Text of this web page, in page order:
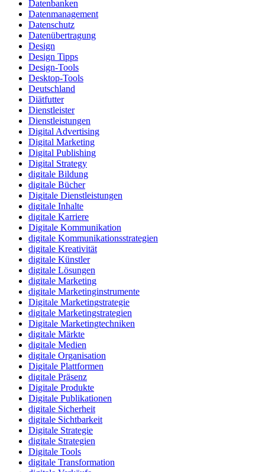
Datenbanken
Datenmanagement
Datenschutz
Datenübertragung
Design
Design Tipps
Design-Tools
Desktop-Tools
Deutschland
Diätfutter
Dienstleister
Dienstleistungen
Digital Advertising
Digital Marketing
Digital Publishing
Digital Strategy
digitale Bildung
digitale Bücher
Digitale Dienstleistungen
digitale Inhalte
digitale Karriere
Digitale Kommunikation
digitale Kommunikationsstrategien
digitale Kreativität
digitale Künstler
digitale Lösungen
digitale Marketing
digitale Marketinginstrumente
Digitale Marketingstrategie
digitale Marketingstrategien
Digitale Marketingtechniken
digitale Märkte
digitale Medien
digitale Organisation
Digitale Plattformen
digitale Präsenz
Digitale Produkte
Digitale Publikationen
digitale Sicherheit
digitale Sichtbarkeit
Digitale Strategie
digitale Strategien
Digitale Tools
digitale Transformation